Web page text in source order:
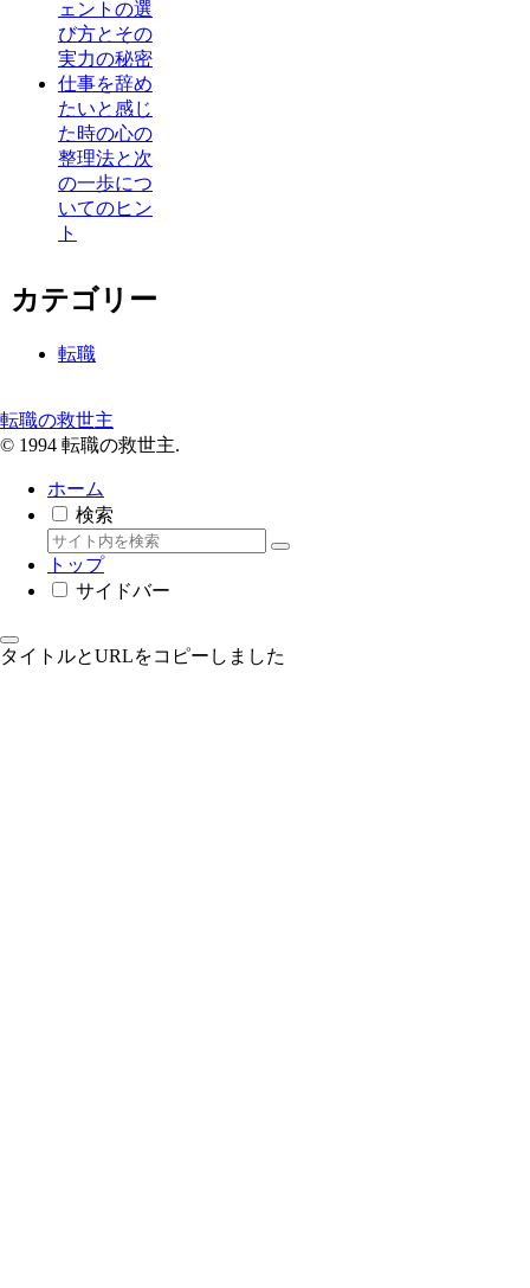
ェントの選
び方とその
実力の秘密
仕事を辞め
たいと感じ
た時の心の
整理法と次
の一歩につ
いてのヒン
ト
カテゴリー
転職
転職の救世主
© 1994 転職の救世主.
ホーム
検索
トップ
サイドバー
タイトルとURLをコピーしました